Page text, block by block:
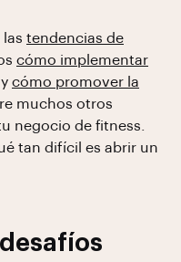
tendencias de
cómo implementar
cómo promover la
muchos otros
negocio de fitness.
tan difícil es abrir un